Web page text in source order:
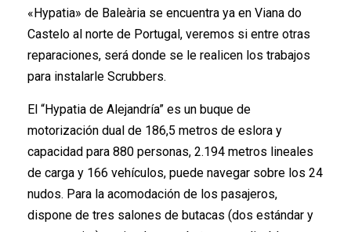
«Hypatia» de Baleària se encuentra ya en Viana do
Castelo al norte de Portugal, veremos si entre otras
reparaciones, será donde se le realicen los trabajos
para instalarle Scrubbers.
El “Hypatia de Alejandría” es un buque de
motorización dual de 186,5 metros de eslora y
capacidad para 880 personas, 2.194 metros lineales
de carga y 166 vehículos, puede navegar sobre los 24
nudos. Para la acomodación de los pasajeros,
dispone de tres salones de butacas (dos estándar y